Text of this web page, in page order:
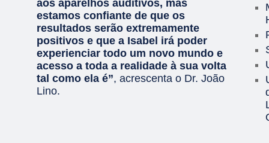
aos aparelhos auditivos, mas
estamos confiante de que os
resultados serão extremamente
positivos e que a Isabel irá poder
experienciar todo um novo mundo e
acesso a toda a realidade à sua volta
tal como ela é”, acrescenta o Dr. João
Lino.